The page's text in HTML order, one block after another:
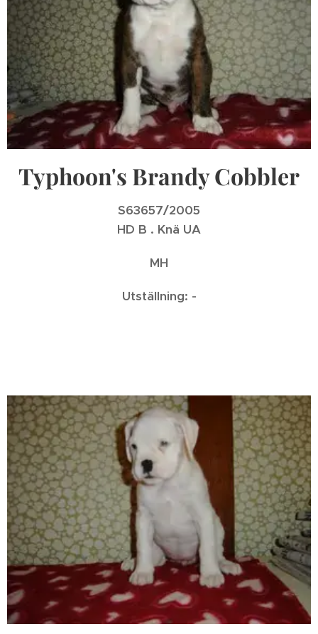
Typhoon's Brandy Cobbler
S63657/2005
HD B . Knä UA
MH
Utställning: -